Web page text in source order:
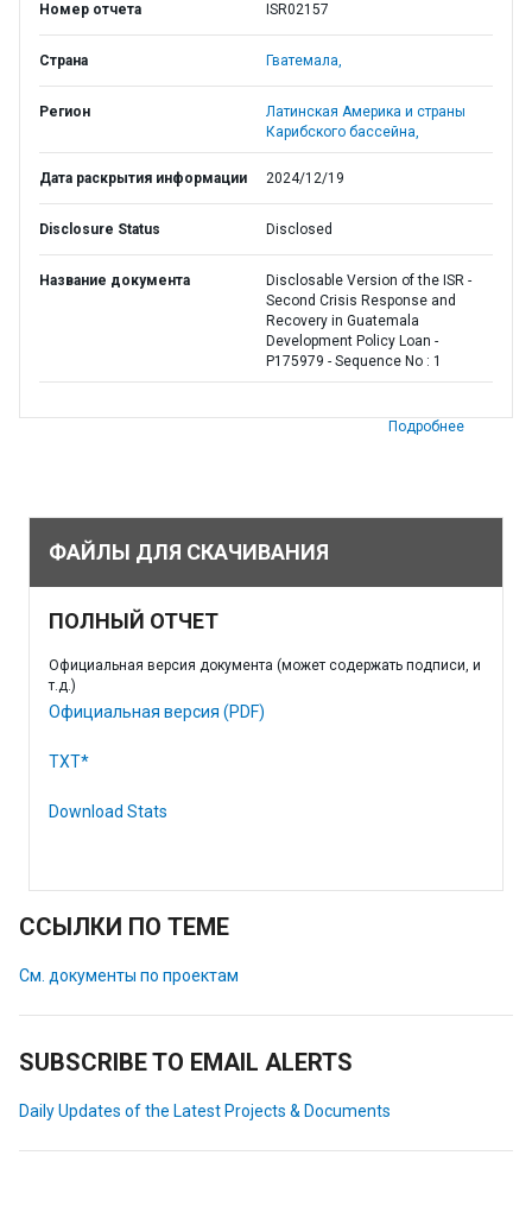
Номер отчета ISR02157
Страна Гватемала,
Регион
Латинская Америка и страны
Карибского бассейна,
Дата раскрытия информации 2024/12/19
Disclosure Status Disclosed
Название документа
Disclosable Version of the ISR -
Second Crisis Response and
Recovery in Guatemala
Development Policy Loan -
P175979 - Sequence No : 1
Подробнее
ФАЙЛЫ ДЛЯ СКАЧИВАНИЯ
ПОЛНЫЙ ОТЧЕТ
Официальная версия документа (может содержать подписи, и
т.д.)
Официальная версия (PDF)
TXT*
Download Stats
ССЫЛКИ ПО ТЕМЕ
См. документы по проектам
SUBSCRIBE TO EMAIL ALERTS
Daily Updates of the Latest Projects & Documents